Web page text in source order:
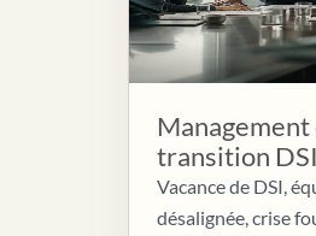
Management
transition DSI
Vacance de DSI,
désalignée, crise